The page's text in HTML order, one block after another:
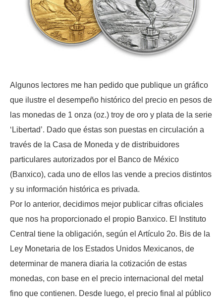
Algunos lectores me han pedido que publique un gráfico
que ilustre el desempeño histórico del precio en pesos de
las monedas de 1 onza (oz.) troy de oro y plata de la serie
‘Libertad’. Dado que éstas son puestas en circulación a
través de la Casa de Moneda y de distribuidores
particulares autorizados por el Banco de México
(Banxico), cada uno de ellos las vende a precios distintos
y su información histórica es privada.
Por lo anterior, decidimos mejor publicar cifras oficiales
que nos ha proporcionado el propio Banxico. El Instituto
Central tiene la obligación, según el Artículo 2o. Bis de la
Ley Monetaria de los Estados Unidos Mexicanos, de
determinar de manera diaria la cotización de estas
monedas, con base en el precio internacional del metal
fino que contienen. Desde luego, el precio final al público